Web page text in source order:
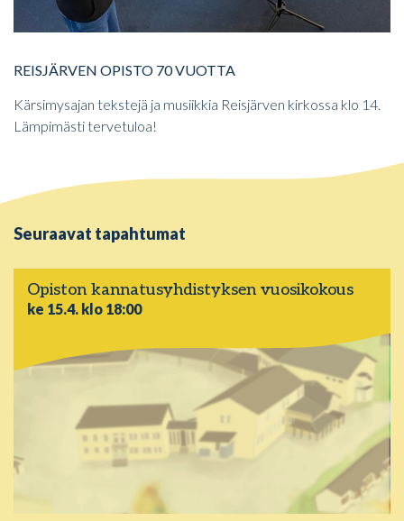
REISJÄRVEN OPISTO 70 VUOTTA
Kärsimysajan tekstejä ja musiikkia Reisjärven kirkossa klo 14.
Lämpimästi tervetuloa!
Seuraavat tapahtumat
Opiston kannatusyhdistyksen vuosikokous
ke 15.4. klo 18:00